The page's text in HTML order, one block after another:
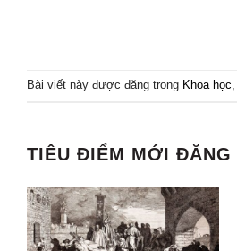
Bài viết này được đăng trong Khoa học,
TIÊU ĐIỂM MỚI ĐĂNG